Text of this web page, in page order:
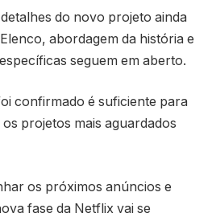
do novo projeto ainda
abordagem da história e
seguem em aberto.
confirmado é suficiente para
projetos mais aguardados
os próximos anúncios e
fase da Netflix vai se